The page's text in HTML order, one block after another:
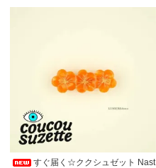
すぐ届く☆ククシュゼット Nast